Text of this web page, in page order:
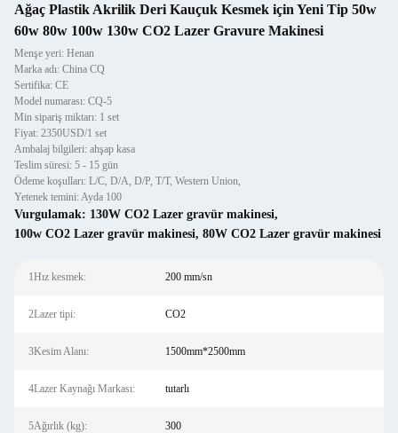
Ağaç Plastik Akrilik Deri Kauçuk Kesmek için Yeni Tip 50w
60w 80w 100w 130w CO2 Lazer Gravure Makinesi
Menşe yeri: Henan
Marka adı: China CQ
Sertifika: CE
Model numarası: CQ-5
Min sipariş miktarı: 1 set
Fiyat: 2350USD/1 set
Ambalaj bilgileri: ahşap kasa
Teslim süresi: 5 - 15 gün
Ödeme koşulları: L/C, D/A, D/P, T/T, Western Union,
Yetenek temini: Ayda 100
Vurgulamak: 130W CO2 Lazer gravür makinesi,
100w CO2 Lazer gravür makinesi, 80W CO2 Lazer gravür makinesi
1Hız kesmek: 200 mm/sn
2Lazer tipi: CO2
3Kesim Alanı: 1500mm*2500mm
4Lazer Kaynağı Markası: tutarlı
5Ağırlık (kg): 300